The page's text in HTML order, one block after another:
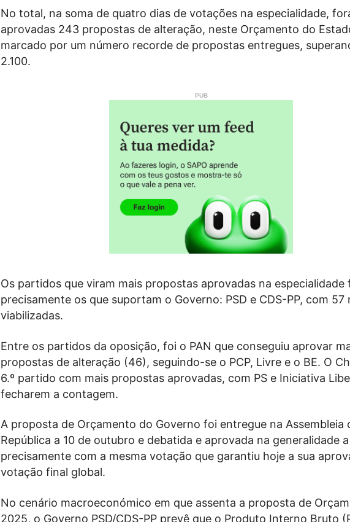
No total, na soma de quatro dias de votações na especialidade,
aprovadas 243 propostas de alteração, neste Orçamento do
marcado por um número recorde de propostas entregues,
2.100.
Os partidos que viram mais propostas aprovadas na especialidade
precisamente os que suportam o Governo: PSD e CDS-PP, com 57
viabilizadas.
Entre os partidos da oposição, foi o PAN que conseguiu aprovar
propostas de alteração (46), seguindo-se o PCP, Livre e o BE. O
6.º partido com mais propostas aprovadas, com PS e Iniciativa
fecharem a contagem.
A proposta de Orçamento do Governo foi entregue na Assembleia
República a 10 de outubro e debatida e aprovada na generalidade
precisamente com a mesma votação que garantiu hoje a sua
votação final global.
No cenário macroeconómico em que assenta a proposta de
2025, o Governo PSD/CDS-PP prevê que o Produto Interno Bruto